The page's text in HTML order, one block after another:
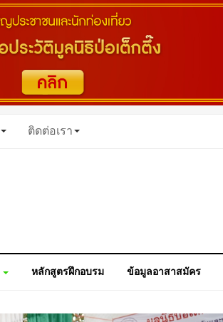
ติดต่อเรา
หลักสูตรฝึกอบรม ข้อมูลอาสาสมัคร